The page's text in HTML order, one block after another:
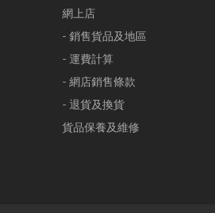
網上店
- 銷售貨品及地區
- 運費計算
- 網店銷售條款
- 退貨及換貨
貨品保養及維修